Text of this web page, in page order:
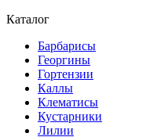
Каталог
Барбарисы
Георгины
Гортензии
Каллы
Клематисы
Кустарники
Лилии